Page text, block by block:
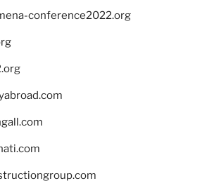
conference2022.org